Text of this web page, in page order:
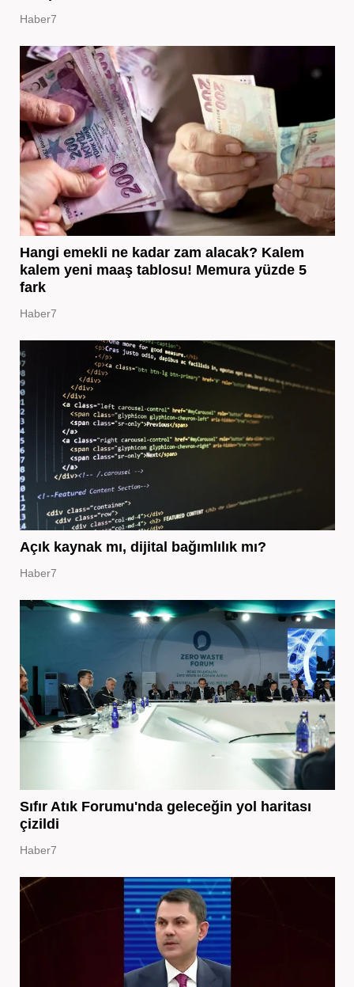
Haber7
Hangi emekli ne kadar zam alacak? Kalem
kalem yeni maaş tablosu! Memura yüzde 5
fark
Haber7
Açık kaynak mı, dijital bağımlılık mı?
Haber7
Sıfır Atık Forumu'nda geleceğin yol haritası
çizildi
Haber7